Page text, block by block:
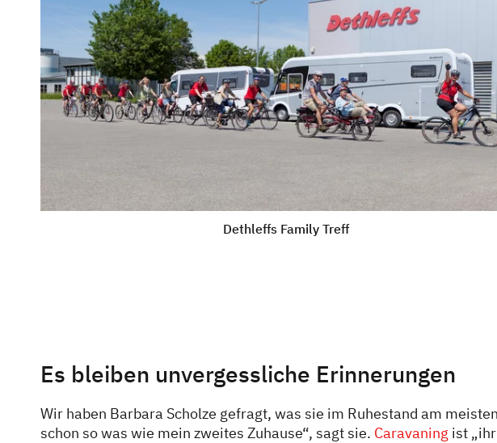
Dethleffs Family Treff
Es bleiben unvergessliche Erinnerungen
Wir haben Barbara Scholze gefragt, was sie im Ruhestand am
schon so was wie mein zweites Zuhause“, sagt sie. Caravaning ist